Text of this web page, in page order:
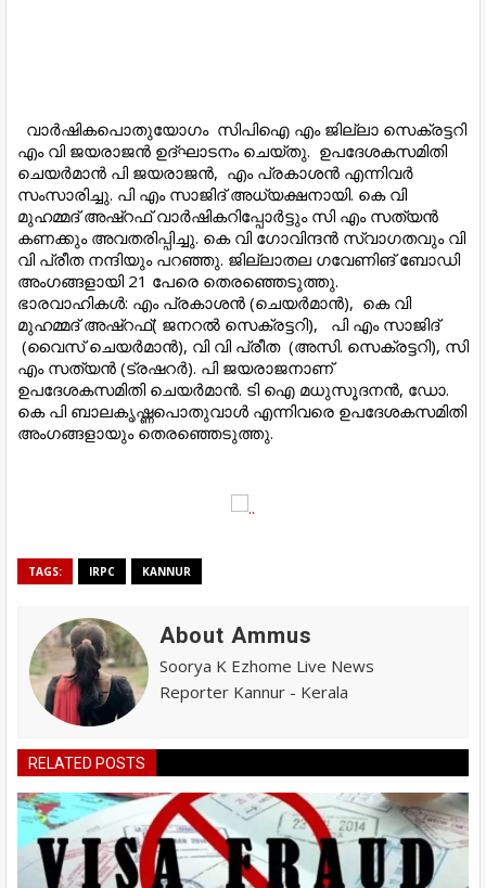
വാർഷികപൊതുയോഗം സിപിഐ എം ജില്ലാ സെക്രട്ടറി
എം വി ജയരാജൻ ഉദ്ഘാടനം ചെയ്തു. ഉപദേശകസമിതി
ചെയർമാൻ പി ജയരാജൻ, എം പ്രകാശൻ എന്നിവർ
സംസാരിച്ചു. പി എം സാജിദ് അധ്യക്ഷനായി. കെ വി
മുഹമ്മദ് അഷ്റഫ് വാർഷികറിപ്പോർട്ടും സി എം സത്യൻ
കണക്കും അവതരിപ്പിച്ചു. കെ വി ഗോവിന്ദൻ സ്വാഗതവും വി
വി പ്രീത നന്ദിയും പറഞ്ഞു. ജില്ലാതല ഗവേണിങ് ബോഡി
അംഗങ്ങളായി 21 പേരെ തെരഞ്ഞെടുത്തു.
ഭാരവാഹികൾ: എം പ്രകാശൻ (ചെയർമാൻ), കെ വി
മുഹമ്മദ് അഷ്റഫ്‌( ജനറൽ സെക്രട്ടറി), പി എം സാജിദ്‌
(വൈസ് ചെയർമാൻ), വി വി പ്രീത (അസി. സെക്രട്ടറി), സി
എം സത്യൻ (ട്രഷറർ). പി ജയരാജനാണ്‌
ഉപദേശകസമിതി ചെയർമാൻ. ടി ഐ മധുസൂദനൻ, ഡോ.
കെ പി ബാലകൃഷ്ണപൊതുവാൾ എന്നിവരെ ഉപദേശകസമിതി
അംഗങ്ങളായും തെരഞ്ഞെടുത്തു.
TAGS: IRPC KANNUR
About Ammus
Soorya K Ezhome Live News
Reporter Kannur - Kerala
RELATED POSTS